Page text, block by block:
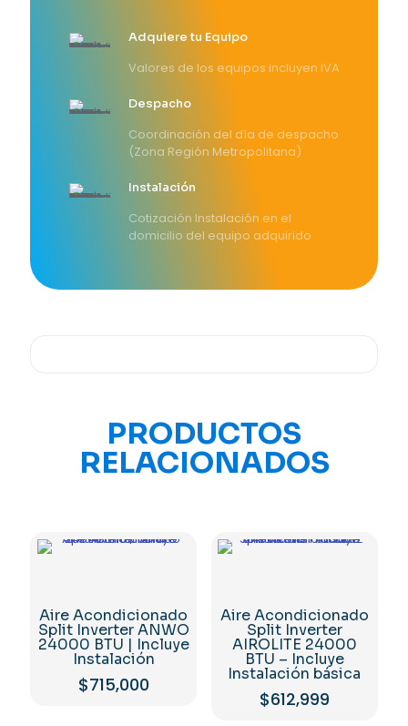
Adquiere tu Equipo
Valores de los equipos incluyen IVA
Despacho
Coordinación del día de despacho
(Zona Región Metropolitana)
Instalación
Cotización Instalación en el
domicilio del equipo adquirido
PRODUCTOS
RELACIONADOS
Aire Acondicionado
Split Inverter ANWO
24000 BTU | Incluye
Instalación
$715,000
Aire Acondicionado
Split Inverter
AIROLITE 24000
BTU – Incluye
Instalación básica
$612,999